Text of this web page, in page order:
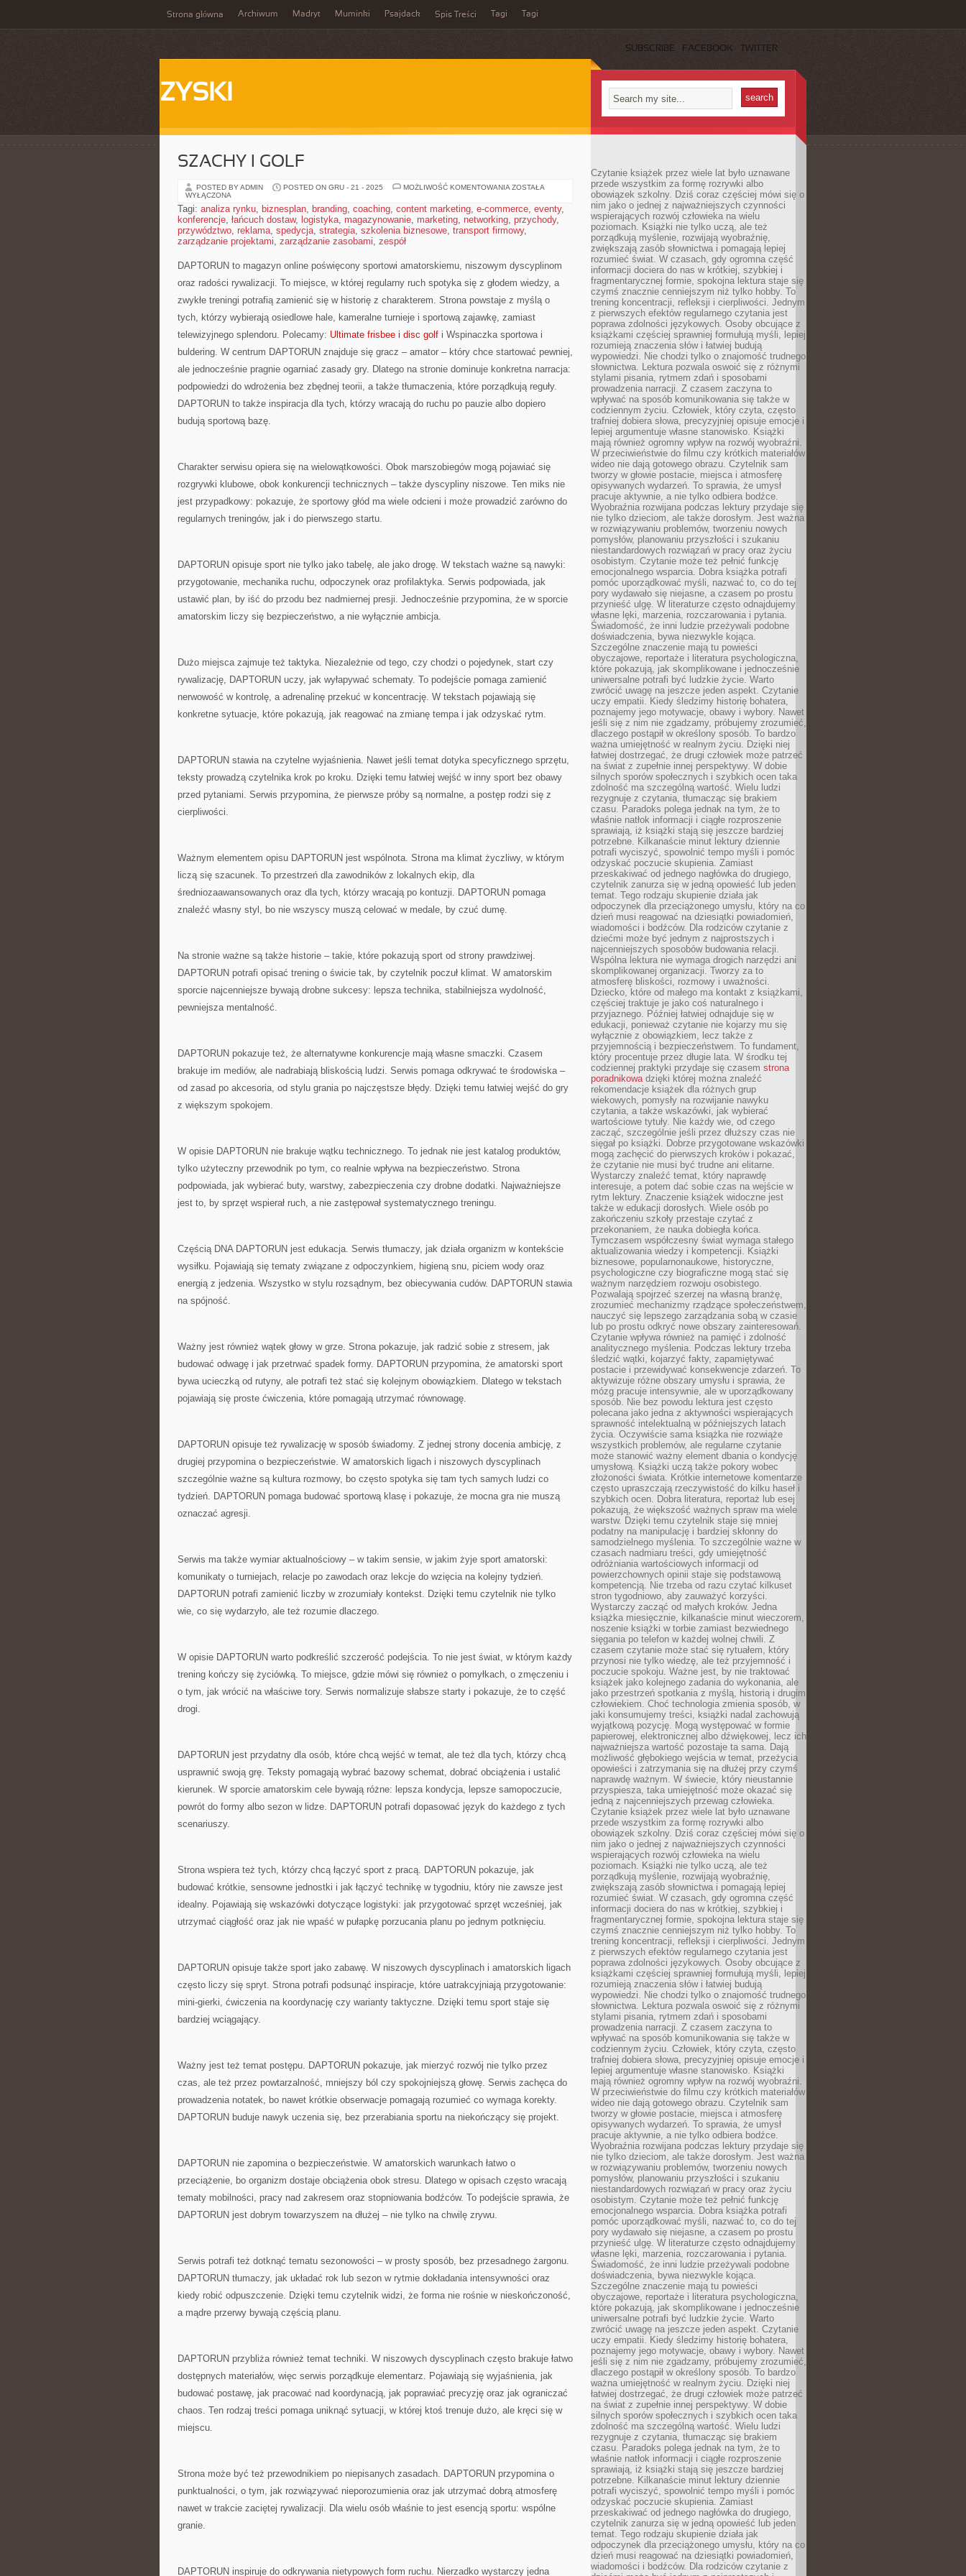
Strona główna Archiwum Madryt Muminki Psajdack Spis Treści Tagi Tagi
SUBSCRIBE FACEBOOK TWITTER
ZYSKI
SZACHY I GOLF
POSTED BY ADMIN POSTED ON GRU - 21 - 2025 MOŻLIWOŚĆ KOMENTOWANIA SZACHY
ZOSTAŁA
WYŁĄCZONA
Tagi: analiza rynku, biznesplan, branding, coaching, content marketing, e-commerce, eventy,
konferencje, łańcuch dostaw, logistyka, magazynowanie, marketing, networking, przychody,
przywództwo, reklama, spedycja, strategia, szkolenia biznesowe, transport firmowy,
zarządzanie projektami, zarządzanie zasobami, zespół
DAPTORUN to magazyn online poświęcony sportowi amatorskiemu, niszowym dyscyplinom
oraz radości rywalizacji. To miejsce, w której regularny ruch spotyka się z głodem wiedzy, a
zwykłe treningi potrafią zamienić się w historię z charakterem. Strona powstaje z myślą o
tych, którzy wybierają osiedlowe hale, kameralne turnieje i sportową zajawkę, zamiast
telewizyjnego splendoru. Polecamy: Ultimate frisbee i disc golf i Wspinaczka sportowa i
buldering. W centrum DAPTORUN znajduje się gracz – amator – który chce startować pewniej,
ale jednocześnie pragnie ogarniać zasady gry. Dlatego na stronie dominuje konkretna narracja:
podpowiedzi do wdrożenia bez zbędnej teorii, a także tłumaczenia, które porządkują reguły.
DAPTORUN to także inspiracja dla tych, którzy wracają do ruchu po pauzie albo dopiero
budują sportową bazę.
Charakter serwisu opiera się na wielowątkowości. Obok marszobiegów mogą pojawiać się
rozgrywki klubowe, obok konkurencji technicznych – także dyscypliny niszowe. Ten miks nie
jest przypadkowy: pokazuje, że sportowy głód ma wiele odcieni i może prowadzić zarówno do
regularnych treningów, jak i do pierwszego startu.
DAPTORUN opisuje sport nie tylko jako tabelę, ale jako drogę. W tekstach ważne są nawyki:
przygotowanie, mechanika ruchu, odpoczynek oraz profilaktyka. Serwis podpowiada, jak
ustawić plan, by iść do przodu bez nadmiernej presji. Jednocześnie przypomina, że w sporcie
amatorskim liczy się bezpieczeństwo, a nie wyłącznie ambicja.
Dużo miejsca zajmuje też taktyka. Niezależnie od tego, czy chodzi o pojedynek, start czy
rywalizację, DAPTORUN uczy, jak wyłapywać schematy. To podejście pomaga zamienić
nerwowość w kontrolę, a adrenalinę przekuć w koncentrację. W tekstach pojawiają się
konkretne sytuacje, które pokazują, jak reagować na zmianę tempa i jak odzyskać rytm.
DAPTORUN stawia na czytelne wyjaśnienia. Nawet jeśli temat dotyka specyficznego sprzętu,
teksty prowadzą czytelnika krok po kroku. Dzięki temu łatwiej wejść w inny sport bez obawy
przed pytaniami. Serwis przypomina, że pierwsze próby są normalne, a postęp rodzi się z
cierpliwości.
Ważnym elementem opisu DAPTORUN jest wspólnota. Strona ma klimat życzliwy, w którym
liczą się szacunek. To przestrzeń dla zawodników z lokalnych ekip, dla
średniozaawansowanych oraz dla tych, którzy wracają po kontuzji. DAPTORUN pomaga
znaleźć własny styl, bo nie wszyscy muszą celować w medale, by czuć dumę.
Na stronie ważne są także historie – takie, które pokazują sport od strony prawdziwej.
DAPTORUN potrafi opisać trening o świcie tak, by czytelnik poczuł klimat. W amatorskim
sporcie najcenniejsze bywają drobne sukcesy: lepsza technika, stabilniejsza wydolność,
pewniejsza mentalność.
DAPTORUN pokazuje też, że alternatywne konkurencje mają własne smaczki. Czasem
brakuje im mediów, ale nadrabiają bliskością ludzi. Serwis pomaga odkrywać te środowiska –
od zasad po akcesoria, od stylu grania po najczęstsze błędy. Dzięki temu łatwiej wejść do gry
z większym spokojem.
W opisie DAPTORUN nie brakuje wątku technicznego. To jednak nie jest katalog produktów,
tylko użyteczny przewodnik po tym, co realnie wpływa na bezpieczeństwo. Strona
podpowiada, jak wybierać buty, warstwy, zabezpieczenia czy drobne dodatki. Najważniejsze
jest to, by sprzęt wspierał ruch, a nie zastępował systematycznego treningu.
Częścią DNA DAPTORUN jest edukacja. Serwis tłumaczy, jak działa organizm w kontekście
wysiłku. Pojawiają się tematy związane z odpoczynkiem, higieną snu, piciem wody oraz
energią z jedzenia. Wszystko w stylu rozsądnym, bez obiecywania cudów. DAPTORUN stawia
na spójność.
Ważny jest również wątek głowy w grze. Strona pokazuje, jak radzić sobie z stresem, jak
budować odwagę i jak przetrwać spadek formy. DAPTORUN przypomina, że amatorski sport
bywa ucieczką od rutyny, ale potrafi też stać się kolejnym obowiązkiem. Dlatego w tekstach
pojawiają się proste ćwiczenia, które pomagają utrzymać równowagę.
DAPTORUN opisuje też rywalizację w sposób świadomy. Z jednej strony docenia ambicję, z
drugiej przypomina o bezpieczeństwie. W amatorskich ligach i niszowych dyscyplinach
szczególnie ważne są kultura rozmowy, bo często spotyka się tam tych samych ludzi co
tydzień. DAPTORUN pomaga budować sportową klasę i pokazuje, że mocna gra nie muszą
oznaczać agresji.
Serwis ma także wymiar aktualnościowy – w takim sensie, w jakim żyje sport amatorski:
komunikaty o turniejach, relacje po zawodach oraz lekcje do wzięcia na kolejny tydzień.
DAPTORUN potrafi zamienić liczby w zrozumiały kontekst. Dzięki temu czytelnik nie tylko
wie, co się wydarzyło, ale też rozumie dlaczego.
W opisie DAPTORUN warto podkreślić szczerość podejścia. To nie jest świat, w którym każdy
trening kończy się życiówką. To miejsce, gdzie mówi się również o pomyłkach, o zmęczeniu i
o tym, jak wrócić na właściwe tory. Serwis normalizuje słabsze starty i pokazuje, że to część
drogi.
DAPTORUN jest przydatny dla osób, które chcą wejść w temat, ale też dla tych, którzy chcą
usprawnić swoją grę. Teksty pomagają wybrać bazowy schemat, dobrać obciążenia i ustalić
kierunek. W sporcie amatorskim cele bywają różne: lepsza kondycja, lepsze samopoczucie,
powrót do formy albo sezon w lidze. DAPTORUN potrafi dopasować język do każdego z tych
scenariuszy.
Strona wspiera też tych, którzy chcą łączyć sport z pracą. DAPTORUN pokazuje, jak
budować krótkie, sensowne jednostki i jak łączyć technikę w tygodniu, który nie zawsze jest
idealny. Pojawiają się wskazówki dotyczące logistyki: jak przygotować sprzęt wcześniej, jak
utrzymać ciągłość oraz jak nie wpaść w pułapkę porzucania planu po jednym potknięciu.
DAPTORUN opisuje także sport jako zabawę. W niszowych dyscyplinach i amatorskich ligach
często liczy się spryt. Strona potrafi podsunąć inspiracje, które uatrakcyjniają przygotowanie:
mini-gierki, ćwiczenia na koordynację czy warianty taktyczne. Dzięki temu sport staje się
bardziej wciągający.
Ważny jest też temat postępu. DAPTORUN pokazuje, jak mierzyć rozwój nie tylko przez
czas, ale też przez powtarzalność, mniejszy ból czy spokojniejszą głowę. Serwis zachęca do
prowadzenia notatek, bo nawet krótkie obserwacje pomagają rozumieć co wymaga korekty.
DAPTORUN buduje nawyk uczenia się, bez przerabiania sportu na niekończący się projekt.
DAPTORUN nie zapomina o bezpieczeństwie. W amatorskich warunkach łatwo o
przeciążenie, bo organizm dostaje obciążenia obok stresu. Dlatego w opisach często wracają
tematy mobilności, pracy nad zakresem oraz stopniowania bodźców. To podejście sprawia, że
DAPTORUN jest dobrym towarzyszem na dłużej – nie tylko na chwilę zrywu.
Serwis potrafi też dotknąć tematu sezonowości – w prosty sposób, bez przesadnego żargonu.
DAPTORUN tłumaczy, jak układać rok lub sezon w rytmie dokładania intensywności oraz
kiedy robić odpuszczenie. Dzięki temu czytelnik widzi, że forma nie rośnie w nieskończoność,
a mądre przerwy bywają częścią planu.
DAPTORUN przybliża również temat techniki. W niszowych dyscyplinach często brakuje łatwo
dostępnych materiałów, więc serwis porządkuje elementarz. Pojawiają się wyjaśnienia, jak
budować postawę, jak pracować nad koordynacją, jak poprawiać precyzję oraz jak ograniczać
chaos. Ten rodzaj treści pomaga uniknąć sytuacji, w której ktoś trenuje dużo, ale kręci się w
miejscu.
Strona może być też przewodnikiem po niepisanych zasadach. DAPTORUN przypomina o
punktualności, o tym, jak rozwiązywać nieporozumienia oraz jak utrzymać dobrą atmosferę
nawet w trakcie zaciętej rywalizacji. Dla wielu osób właśnie to jest esencją sportu: wspólne
granie.
DAPTORUN inspiruje do odkrywania nietypowych form ruchu. Nierzadko wystarczy jedna
Czytanie książek przez wiele lat było uznawane
przede wszystkim za formę rozrywki albo
obowiązek szkolny. Dziś coraz częściej mówi się o
nim jako o jednej z najważniejszych czynności
wspierających rozwój człowieka na wielu
poziomach. Książki nie tylko uczą, ale też
porządkują myślenie, rozwijają wyobraźnię,
zwiększają zasób słownictwa i pomagają lepiej
rozumieć świat. W czasach, gdy ogromna część
informacji dociera do nas w krótkiej, szybkiej i
fragmentarycznej formie, spokojna lektura staje się
czymś znacznie cenniejszym niż tylko hobby. To
trening koncentracji, refleksji i cierpliwości. Jednym
z pierwszych efektów regularnego czytania jest
poprawa zdolności językowych. Osoby obcujące z
książkami częściej sprawniej formułują myśli, lepiej
rozumieją znaczenia słów i łatwiej budują
wypowiedzi. Nie chodzi tylko o znajomość trudnego
słownictwa. Lektura pozwala oswoić się z różnymi
stylami pisania, rytmem zdań i sposobami
prowadzenia narracji. Z czasem zaczyna to
wpływać na sposób komunikowania się także w
codziennym życiu. Człowiek, który czyta, często
trafniej dobiera słowa, precyzyjniej opisuje emocje i
lepiej argumentuje własne stanowisko. Książki
mają również ogromny wpływ na rozwój wyobraźni.
W przeciwieństwie do filmu czy krótkich materiałów
wideo nie dają gotowego obrazu. Czytelnik sam
tworzy w głowie postacie, miejsca i atmosferę
opisywanych wydarzeń. To sprawia, że umysł
pracuje aktywnie, a nie tylko odbiera bodźce.
Wyobraźnia rozwijana podczas lektury przydaje się
nie tylko dzieciom, ale także dorosłym. Jest ważna
w rozwiązywaniu problemów, tworzeniu nowych
pomysłów, planowaniu przyszłości i szukaniu
niestandardowych rozwiązań w pracy oraz życiu
osobistym. Czytanie może też pełnić funkcję
emocjonalnego wsparcia. Dobra książka potrafi
pomóc uporządkować myśli, nazwać to, co do tej
pory wydawało się niejasne, a czasem po prostu
przynieść ulgę. W literaturze często odnajdujemy
własne lęki, marzenia, rozczarowania i pytania.
Świadomość, że inni ludzie przeżywali podobne
doświadczenia, bywa niezwykle kojąca.
Szczególne znaczenie mają tu powieści
obyczajowe, reportaże i literatura psychologiczna,
które pokazują, jak skomplikowane i jednocześnie
uniwersalne potrafi być ludzkie życie. Warto
zwrócić uwagę na jeszcze jeden aspekt. Czytanie
uczy empatii. Kiedy śledzimy historię bohatera,
poznajemy jego motywacje, obawy i wybory. Nawet
jeśli się z nim nie zgadzamy, próbujemy zrozumieć,
dlaczego postąpił w określony sposób. To bardzo
ważna umiejętność w realnym życiu. Dzięki niej
łatwiej dostrzegać, że drugi człowiek może patrzeć
na świat z zupełnie innej perspektywy. W dobie
silnych sporów społecznych i szybkich ocen taka
zdolność ma szczególną wartość. Wielu ludzi
rezygnuje z czytania, tłumacząc się brakiem
czasu. Paradoks polega jednak na tym, że to
właśnie natłok informacji i ciągłe rozproszenie
sprawiają, iż książki stają się jeszcze bardziej
potrzebne. Kilkanaście minut lektury dziennie
potrafi wyciszyć, spowolnić tempo myśli i pomóc
odzyskać poczucie skupienia. Zamiast
przeskakiwać od jednego nagłówka do drugiego,
czytelnik zanurza się w jedną opowieść lub jeden
temat. Tego rodzaju skupienie działa jak
odpoczynek dla przeciążonego umysłu, który na co
dzień musi reagować na dziesiątki powiadomień,
wiadomości i bodźców. Dla rodziców czytanie z
dziećmi może być jednym z najprostszych i
najcenniejszych sposobów budowania relacji.
Wspólna lektura nie wymaga drogich narzędzi ani
skomplikowanej organizacji. Tworzy za to
atmosferę bliskości, rozmowy i uważności.
Dziecko, które od małego ma kontakt z książkami,
częściej traktuje je jako coś naturalnego i
przyjaznego. Później łatwiej odnajduje się w
edukacji, ponieważ czytanie nie kojarzy mu się
wyłącznie z obowiązkiem, lecz także z
przyjemnością i bezpieczeństwem. To fundament,
który procentuje przez długie lata. W środku tej
codziennej praktyki przydaje się czasem strona
poradnikowadzięki której można znaleźć
rekomendacje książek dla różnych grup
wiekowych, pomysły na rozwijanie nawyku
czytania, a także wskazówki, jak wybierać
wartościowe tytuły. Nie każdy wie, od czego
zacząć, szczególnie jeśli przez dłuższy czas nie
sięgał po książki. Dobrze przygotowane wskazówki
mogą zachęcić do pierwszych kroków i pokazać,
że czytanie nie musi być trudne ani elitarne.
Wystarczy znaleźć temat, który naprawdę
interesuje, a potem dać sobie czas na wejście w
rytm lektury. Znaczenie książek widoczne jest
także w edukacji dorosłych. Wiele osób po
zakończeniu szkoły przestaje czytać z
przekonaniem, że nauka dobiegła końca.
Tymczasem współczesny świat wymaga stałego
aktualizowania wiedzy i kompetencji. Książki
biznesowe, popularnonaukowe, historyczne,
psychologiczne czy biograficzne mogą stać się
ważnym narzędziem rozwoju osobistego.
Pozwalają spojrzeć szerzej na własną branżę,
zrozumieć mechanizmy rządzące społeczeństwem,
nauczyć się lepszego zarządzania sobą w czasie
lub po prostu odkryć nowe obszary zainteresowań.
Czytanie wpływa również na pamięć i zdolność
analitycznego myślenia. Podczas lektury trzeba
śledzić wątki, kojarzyć fakty, zapamiętywać
postacie i przewidywać konsekwencje zdarzeń. To
aktywizuje różne obszary umysłu i sprawia, że
mózg pracuje intensywnie, ale w uporządkowany
sposób. Nie bez powodu lektura jest często
polecana jako jedna z aktywności wspierających
sprawność intelektualną w późniejszych latach
życia. Oczywiście sama książka nie rozwiąże
wszystkich problemów, ale regularne czytanie
może stanowić ważny element dbania o kondycję
umysłową. Książki uczą także pokory wobec
złożoności świata. Krótkie internetowe komentarze
często upraszczają rzeczywistość do kilku haseł i
szybkich ocen. Dobra literatura, reportaż lub esej
pokazują, że większość ważnych spraw ma wiele
warstw. Dzięki temu czytelnik staje się mniej
podatny na manipulację i bardziej skłonny do
samodzielnego myślenia. To szczególnie ważne w
czasach nadmiaru treści, gdy umiejętność
odróżniania wartościowych informacji od
powierzchownych opinii staje się podstawową
kompetencją. Nie trzeba od razu czytać kilkuset
stron tygodniowo, aby zauważyć korzyści.
Wystarczy zacząć od małych kroków. Jedna
książka miesięcznie, kilkanaście minut wieczorem,
noszenie książki w torbie zamiast bezwiednego
sięgania po telefon w każdej wolnej chwili. Z
czasem czytanie może stać się rytuałem, który
przynosi nie tylko wiedzę, ale też przyjemność i
poczucie spokoju. Ważne jest, by nie traktować
książek jako kolejnego zadania do wykonania, ale
jako przestrzeń spotkania z myślą, historią i drugim
człowiekiem. Choć technologia zmienia sposób, w
jaki konsumujemy treści, książki nadal zachowują
wyjątkową pozycję. Mogą występować w formie
papierowej, elektronicznej albo dźwiękowej, lecz ich
najważniejsza wartość pozostaje ta sama. Dają
możliwość głębokiego wejścia w temat, przeżycia
opowieści i zatrzymania się na dłużej przy czymś
naprawdę ważnym. W świecie, który nieustannie
przyspiesza, taka umiejętność może okazać się
jedną z najcenniejszych przewag człowieka.
Czytanie książek przez wiele lat było uznawane
przede wszystkim za formę rozrywki albo
obowiązek szkolny. Dziś coraz częściej mówi się o
nim jako o jednej z najważniejszych czynności
wspierających rozwój człowieka na wielu
poziomach. Książki nie tylko uczą, ale też
porządkują myślenie, rozwijają wyobraźnię,
zwiększają zasób słownictwa i pomagają lepiej
rozumieć świat. W czasach, gdy ogromna część
informacji dociera do nas w krótkiej, szybkiej i
fragmentarycznej formie, spokojna lektura staje się
czymś znacznie cenniejszym niż tylko hobby. To
trening koncentracji, refleksji i cierpliwości. Jednym
z pierwszych efektów regularnego czytania jest
poprawa zdolności językowych. Osoby obcujące z
książkami częściej sprawniej formułują myśli, lepiej
rozumieją znaczenia słów i łatwiej budują
wypowiedzi. Nie chodzi tylko o znajomość trudnego
słownictwa. Lektura pozwala oswoić się z różnymi
stylami pisania, rytmem zdań i sposobami
prowadzenia narracji. Z czasem zaczyna to
wpływać na sposób komunikowania się także w
codziennym życiu. Człowiek, który czyta, często
trafniej dobiera słowa, precyzyjniej opisuje emocje i
lepiej argumentuje własne stanowisko. Książki
mają również ogromny wpływ na rozwój wyobraźni.
W przeciwieństwie do filmu czy krótkich materiałów
wideo nie dają gotowego obrazu. Czytelnik sam
tworzy w głowie postacie, miejsca i atmosferę
opisywanych wydarzeń. To sprawia, że umysł
pracuje aktywnie, a nie tylko odbiera bodźce.
Wyobraźnia rozwijana podczas lektury przydaje się
nie tylko dzieciom, ale także dorosłym. Jest ważna
w rozwiązywaniu problemów, tworzeniu nowych
pomysłów, planowaniu przyszłości i szukaniu
niestandardowych rozwiązań w pracy oraz życiu
osobistym. Czytanie może też pełnić funkcję
emocjonalnego wsparcia. Dobra książka potrafi
pomóc uporządkować myśli, nazwać to, co do tej
pory wydawało się niejasne, a czasem po prostu
przynieść ulgę. W literaturze często odnajdujemy
własne lęki, marzenia, rozczarowania i pytania.
Świadomość, że inni ludzie przeżywali podobne
doświadczenia, bywa niezwykle kojąca.
Szczególne znaczenie mają tu powieści
obyczajowe, reportaże i literatura psychologiczna,
które pokazują, jak skomplikowane i jednocześnie
uniwersalne potrafi być ludzkie życie. Warto
zwrócić uwagę na jeszcze jeden aspekt. Czytanie
uczy empatii. Kiedy śledzimy historię bohatera,
poznajemy jego motywacje, obawy i wybory. Nawet
jeśli się z nim nie zgadzamy, próbujemy zrozumieć,
dlaczego postąpił w określony sposób. To bardzo
ważna umiejętność w realnym życiu. Dzięki niej
łatwiej dostrzegać, że drugi człowiek może patrzeć
na świat z zupełnie innej perspektywy. W dobie
silnych sporów społecznych i szybkich ocen taka
zdolność ma szczególną wartość. Wielu ludzi
rezygnuje z czytania, tłumacząc się brakiem
czasu. Paradoks polega jednak na tym, że to
właśnie natłok informacji i ciągłe rozproszenie
sprawiają, iż książki stają się jeszcze bardziej
potrzebne. Kilkanaście minut lektury dziennie
potrafi wyciszyć, spowolnić tempo myśli i pomóc
odzyskać poczucie skupienia. Zamiast
przeskakiwać od jednego nagłówka do drugiego,
czytelnik zanurza się w jedną opowieść lub jeden
temat. Tego rodzaju skupienie działa jak
odpoczynek dla przeciążonego umysłu, który na co
dzień musi reagować na dziesiątki powiadomień,
wiadomości i bodźców. Dla rodziców czytanie z